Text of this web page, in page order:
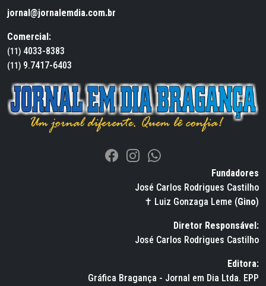
jornal@jornalemdia.com.br
Comercial:
(11) 4033-8383
(11) 9.7417-6403
Fundadores
José Carlos Rodrigues Castilho
✝ Luiz Gonzaga Leme (Gino)
Diretor Responsável:
José Carlos Rodrigues Castilho
Editora:
Gráfica Bragança - Jornal em Dia Ltda. EPP